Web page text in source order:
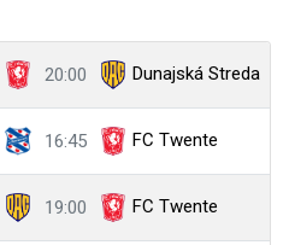
20:00 Dunajská Streda
16:45 FC Twente
19:00 FC Twente